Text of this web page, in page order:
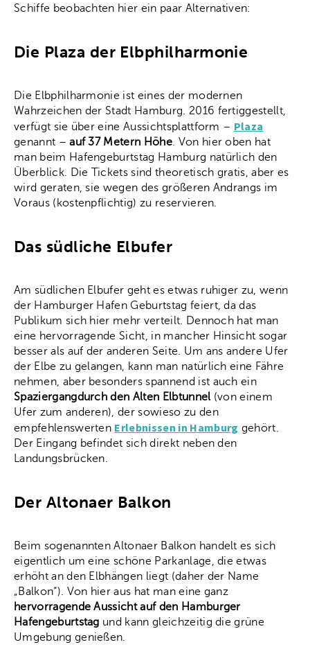
Schiffe beobachten hier ein paar Alternativen:
Die Plaza der Elbphilharmonie
Die Elbphilharmonie ist eines der modernen
Wahrzeichen der Stadt Hamburg. 2016 fertiggestellt,
verfügt sie über eine Aussichtsplattform – Plaza
genannt –auf 37 Metern Höhe. Von hier oben hat
man beim Hafengeburtstag Hamburg natürlich den
Überblick. Die Tickets sind theoretisch gratis, aber es
wird geraten, sie wegen des größeren Andrangs im
Voraus (kostenpflichtig) zu reservieren.
Das südliche Elbufer
Am südlichen Elbufer geht es etwas ruhiger zu, wenn
der Hamburger Hafen Geburtstag feiert, da das
Publikum sich hier mehr verteilt. Dennoch hat man
eine hervorragende Sicht, in mancher Hinsicht sogar
besser als auf der anderen Seite. Um ans andere Ufer
der Elbe zu gelangen, kann man natürlich eine Fähre
nehmen, aber besonders spannend ist auch ein
Spaziergangdurch den Alten Elbtunnel(von einem
Ufer zum anderen), der sowieso zu den
empfehlenswerten Erlebnissen in Hamburg gehört.
Der Eingang befindet sich direkt neben den
Landungsbrücken.
Der Altonaer Balkon
Beim sogenannten Altonaer Balkon handelt es sich
eigentlich um eine schöne Parkanlage, die etwas
erhöht an den Elbhängen liegt (daher der Name
„Balkon“). Von hier aus hat man eine ganz
hervorragende Aussicht auf den Hamburger
Hafengeburtstag und kann gleichzeitig die grüne
Umgebung genießen.